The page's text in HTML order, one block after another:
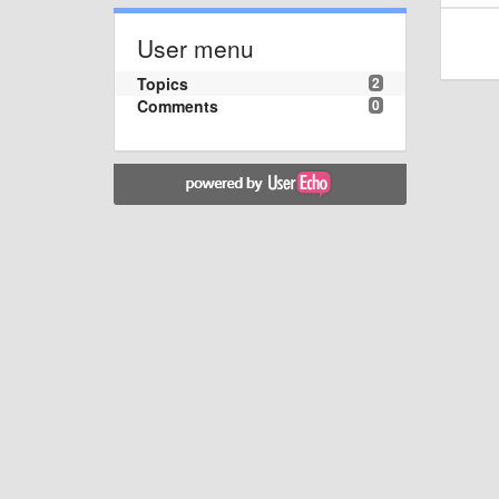
User menu
2
Topics
0
Comments